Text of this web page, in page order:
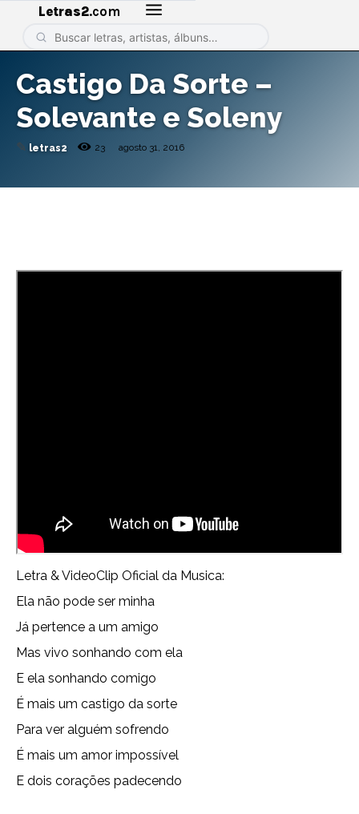
Letras2.com
Castigo Da Sorte –
Solevante e Soleny
✎ letras2 23 agosto 31, 2016
Letra & VideoClip Oficial da Musica:
Ela não pode ser minha
Já pertence a um amigo
Mas vivo sonhando com ela
E ela sonhando comigo
É mais um castigo da sorte
Para ver alguém sofrendo
É mais um amor impossível
E dois corações padecendo